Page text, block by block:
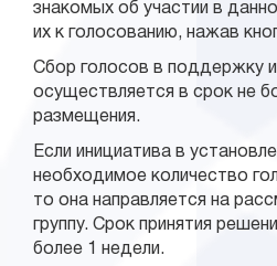
знакомых об участии в
их к голосованию, нажав
Сбор голосов в поддержку
осуществляется в срок не
размещения.
Если инициатива в
необходимое количество
то она направляется на
группу. Срок принятия
более 1 недели.